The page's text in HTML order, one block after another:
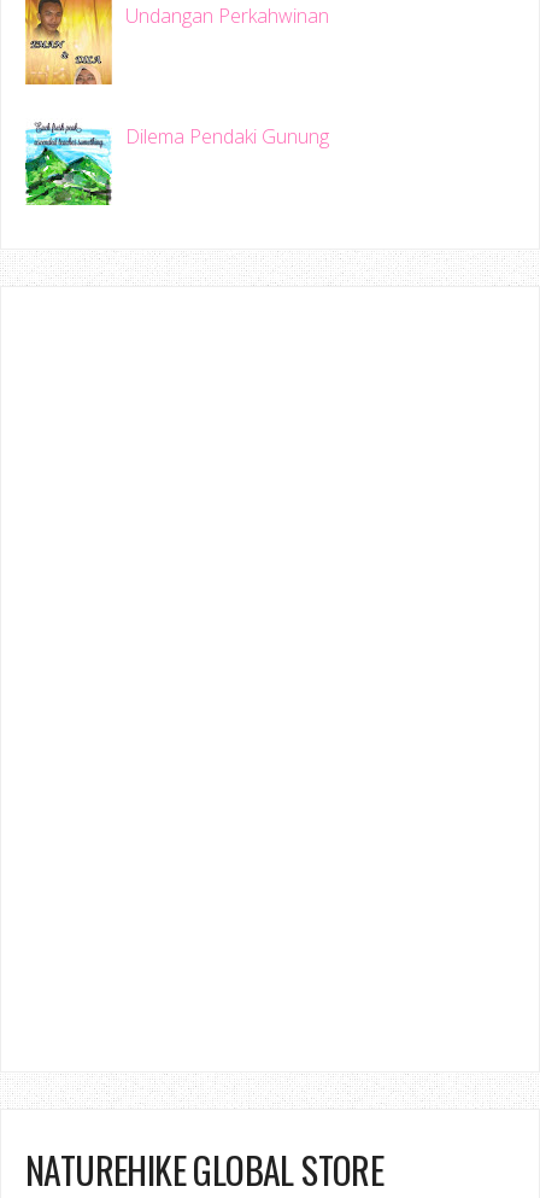
Undangan Perkahwinan
Dilema Pendaki Gunung
NATUREHIKE GLOBAL STORE